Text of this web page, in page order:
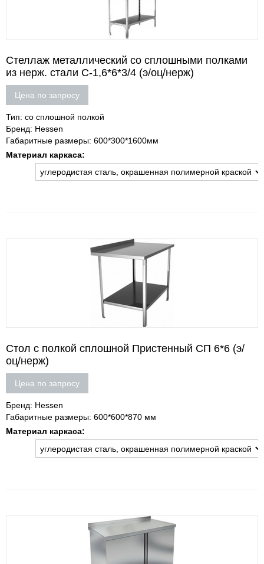
Стеллаж металлический со сплошными полками
из нерж. стали С-1,6*6*3/4 (э/оц/нерж)
Цена по запросу
Тип: со сплошной полкой
Бренд: Hessen
Габаритные размеры: 600*300*1600мм
Материал каркаса:
Стол с полкой сплошной Пристенный СП 6*6 (э/
оц/нерж)
Цена по запросу
Бренд: Hessen
Габаритные размеры: 600*600*870 мм
Материал каркаса: